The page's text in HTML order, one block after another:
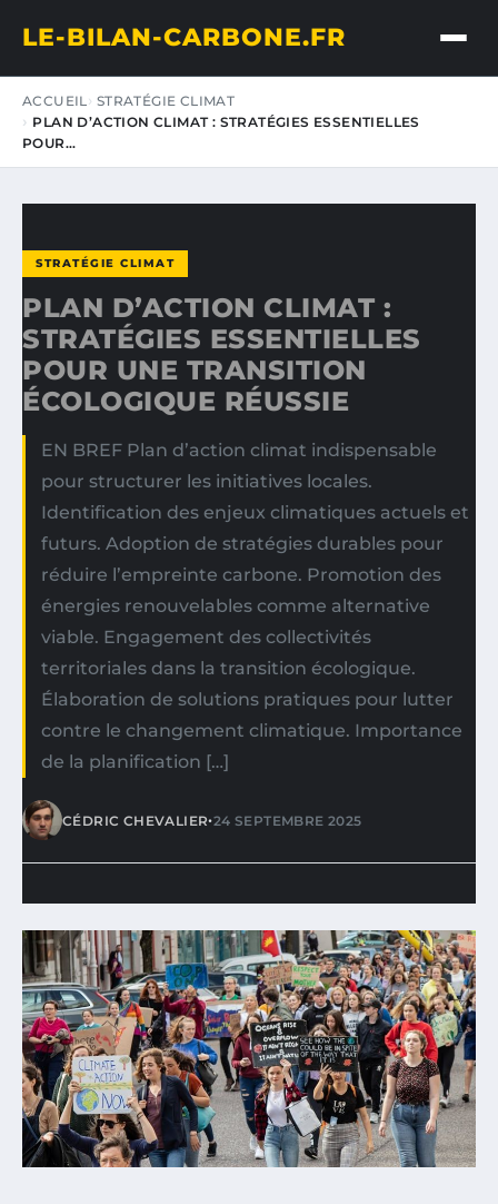
LE-BILAN-CARBONE.FR
ACCUEIL STRATÉGIE CLIMAT
PLAN D’ACTION CLIMAT : STRATÉGIES ESSENTIELLES
POUR…
STRATÉGIE CLIMAT
PLAN D’ACTION CLIMAT :
STRATÉGIES ESSENTIELLES
POUR UNE TRANSITION
ÉCOLOGIQUE RÉUSSIE
EN BREF Plan d’action climat indispensable
pour structurer les initiatives locales.
Identification des enjeux climatiques actuels et
futurs. Adoption de stratégies durables pour
réduire l’empreinte carbone. Promotion des
énergies renouvelables comme alternative
viable. Engagement des collectivités
territoriales dans la transition écologique.
Élaboration de solutions pratiques pour lutter
contre le changement climatique. Importance
de la planification […]
CÉDRIC CHEVALIER•24 SEPTEMBRE 2025